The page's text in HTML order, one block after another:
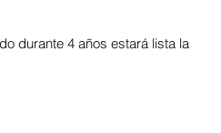
durante 4 años estará lista la